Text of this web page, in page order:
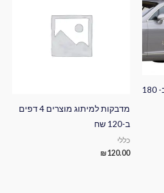
מדבקה לוגו לרכב 2 צדדים ב- 180
מדבקות למיתוג מוצרים 4 דפים
ב-120 שח
כללי
₪120.00